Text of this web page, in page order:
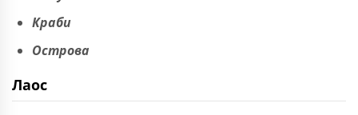
Краби
Острова
Лаос